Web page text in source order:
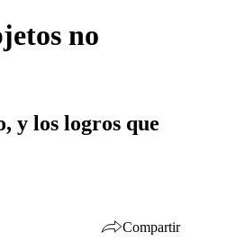
no
y los logros que
Compartir